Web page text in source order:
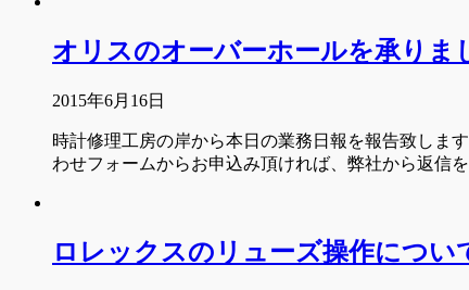
オリスのオーバーホールを承りま
2015年6月16日
時計修理工房の岸から本日の業務日報を報告致しま
わせフォームからお申込み頂ければ、弊社から返信
ロレックスのリューズ操作につい